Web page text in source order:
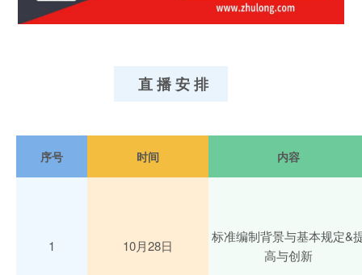
直 播 安 排
序号 时间 内容
1 10月28日
标准编制背景与基本规定&
高与创新